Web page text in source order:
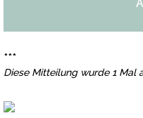
***
Diese Mitteilung wurde 1 Mal